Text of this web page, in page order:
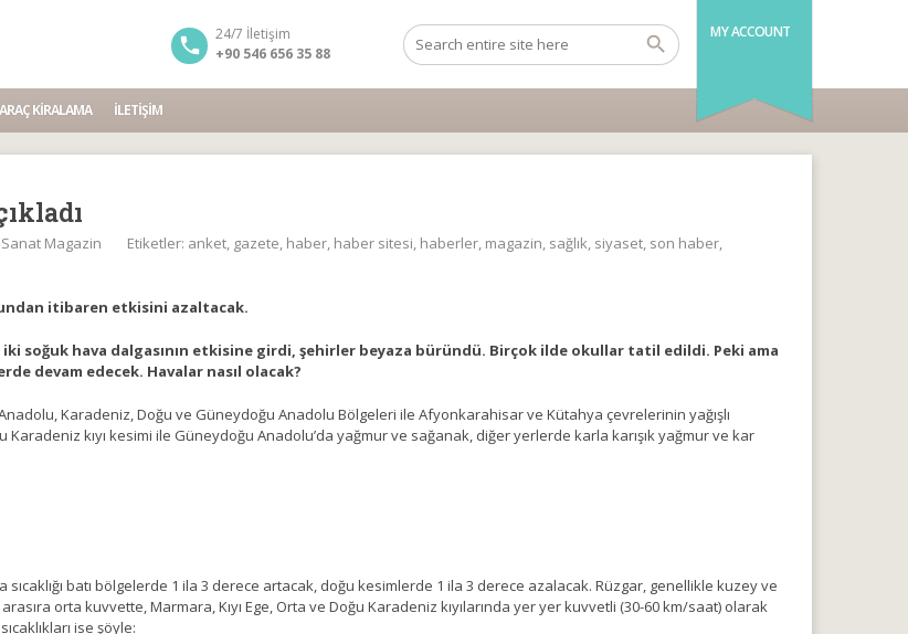
MY ACCOUNT
24/7 İletişim
+90 546 656 35 88
KIRALAMA İLETIŞIM
Magazin Etiketler: anket, gazete, haber, haber sitesi, haberler, magazin, sağlık, siyaset, son haber,
itibaren etkisini azaltacak.
soğuk hava dalgasının etkisine girdi, şehirler beyaza büründü. Birçok ilde okullar tatil edildi. Peki ama
devam edecek. Havalar nasıl olacak?
Karadeniz, Doğu ve Güneydoğu Anadolu Bölgeleri ile Afyonkarahisar ve Kütahya çevrelerinin yağışlı
Karadeniz kıyı kesimi ile Güneydoğu Anadolu’da yağmur ve sağanak, diğer yerlerde karla karışık yağmur ve kar
batı bölgelerde 1 ila 3 derece artacak, doğu kesimlerde 1 ila 3 derece azalacak. Rüzgar, genellikle kuzey ve
orta kuvvette, Marmara, Kıyı Ege, Orta ve Doğu Karadeniz kıyılarında yer yer kuvvetli (30-60 km/saat) olarak
ise şöyle: